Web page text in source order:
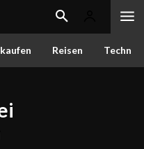
Reisen Techn